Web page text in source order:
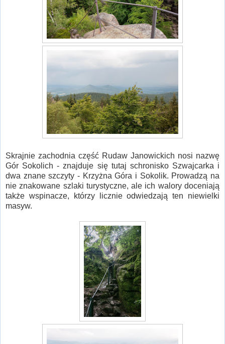
Skrajnie zachodnia część Rudaw Janowickich nosi nazwę
Gór Sokolich - znajduje się tutaj schronisko Szwajcarka i
dwa znane szczyty - Krzyżna Góra i Sokolik. Prowadzą na
nie znakowane szlaki turystyczne, ale ich walory doceniają
także wspinacze, którzy licznie odwiedzają ten niewielki
masyw.